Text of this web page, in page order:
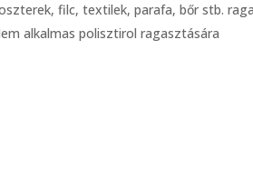
filc, textilek, parafa, bőr stb.
alkalmas polisztirol ragasztására